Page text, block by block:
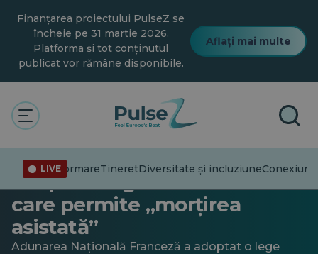
conținutul
principal
Finanțarea proiectului PulseZ se
încheie pe 31 martie 2026.
Platforma și tot conținutul
publicat vor rămâne disponibile.
Aflați mai multe
LIVE
DezinformareTineretDiversitate și incluziuneConexiuni
Adunarea Națională franceză
adoptă o lege controversată
care permite „morțirea
asistată”
Adunarea Națională Franceză a adoptat o lege